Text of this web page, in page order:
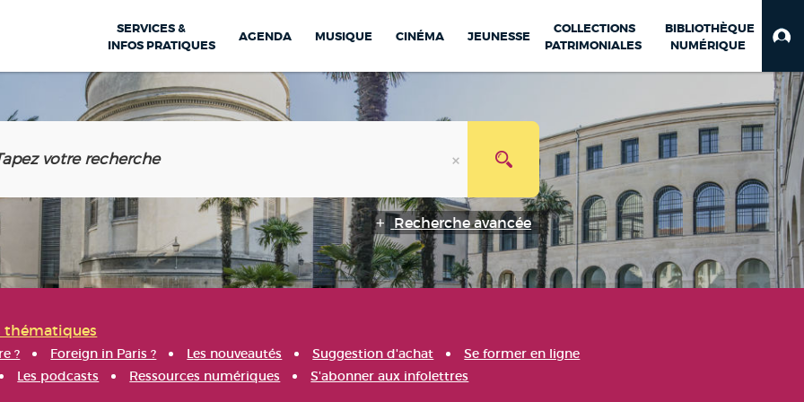
SERVICES &
INFOS PRATIQUES
AGENDA MUSIQUE CINÉMA JEUNESSE
COLLECTIONS
PATRIMONIALES
BIBLIOTHÈQUE
NUMÉRIQUE
Recherche avancée
thématiques
? Foreign in Paris ? Les nouveautés Suggestion d'achat
Se former en ligne
Les podcasts Ressources numériques S'abonner aux infolettres